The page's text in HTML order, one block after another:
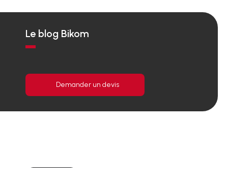
Le blog Bikom
Demander un devis